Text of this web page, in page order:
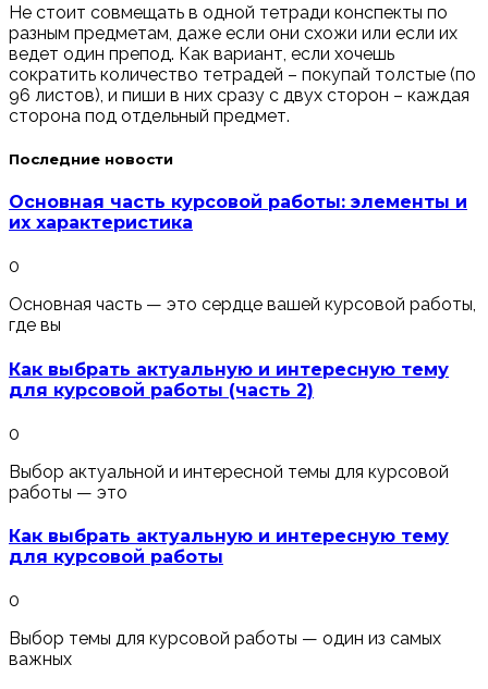
Не стоит совмещать в одной тетради конспекты по
разным предметам, даже если они схожи или если их
ведет один препод. Как вариант, если хочешь
сократить количество тетрадей – покупай толстые (по
96 листов), и пиши в них сразу с двух сторон – каждая
сторона под отдельный предмет.
Последние новости
Основная часть курсовой работы: элементы и
их характеристика
0
Основная часть — это сердце вашей курсовой работы,
где вы
Как выбрать актуальную и интересную тему
для курсовой работы (часть 2)
0
Выбор актуальной и интересной темы для курсовой
работы — это
Как выбрать актуальную и интересную тему
для курсовой работы
0
Выбор темы для курсовой работы — один из самых
важных